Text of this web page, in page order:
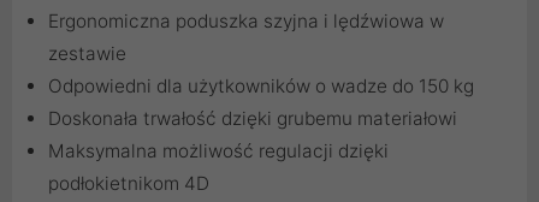
Ergonomiczna poduszka szyjna i lędźwiowa w
zestawie
Odpowiedni dla użytkowników o wadze do 150 kg
Doskonała trwałość dzięki grubemu materiałowi
Maksymalna możliwość regulacji dzięki
podłokietnikom 4D